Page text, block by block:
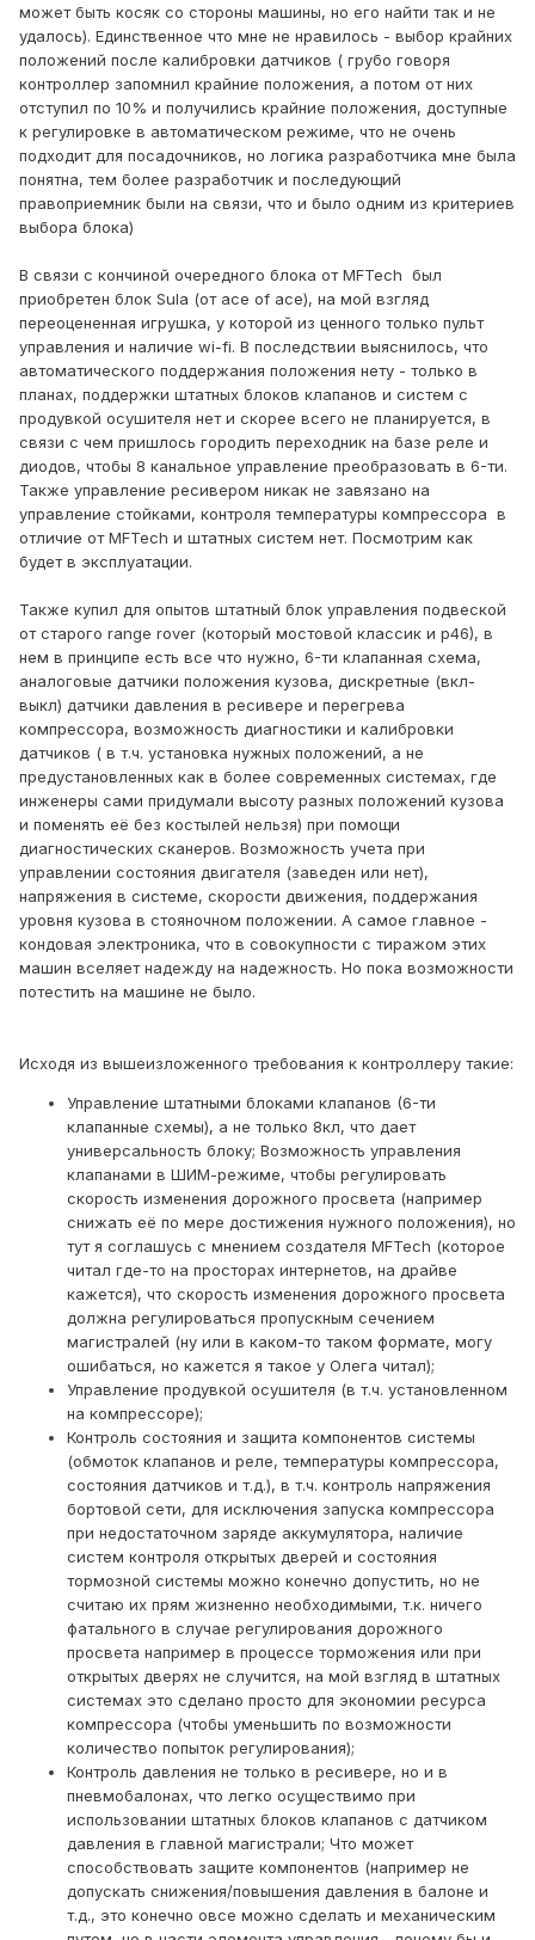
может быть косяк со стороны машины, но его найти так и не
удалось). Единственное что мне не нравилось - выбор крайних
положений после калибровки датчиков ( грубо говоря
контроллер запомнил крайние положения, а потом от них
отступил по 10% и получились крайние положения, доступные
к регулировке в автоматическом режиме, что не очень
подходит для посадочников, но логика разработчика мне была
понятна, тем более разработчик и последующий
правоприемник были на связи, что и было одним из критериев
выбора блока)
В связи с кончиной очередного блока от MFTech был
приобретен блок Sula (от ace of ace), на мой взгляд
переоцененная игрушка, у которой из ценного только пульт
управления и наличие wi-fi. В последствии выяснилось, что
автоматического поддержания положения нету - только в
планах, поддержки штатных блоков клапанов и систем с
продувкой осушителя нет и скорее всего не планируется, в
связи с чем пришлось городить переходник на базе реле и
диодов, чтобы 8 канальное управление преобразовать в 6-ти.
Также управление ресивером никак не завязано на
управление стойками, контроля температуры компрессора в
отличие от MFTech и штатных систем нет. Посмотрим как
будет в эксплуатации.
Также купил для опытов штатный блок управления подвеской
от старого range rover (который мостовой классик и p46), в
нем в принципе есть все что нужно, 6-ти клапанная схема,
аналоговые датчики положения кузова, дискретные (вкл-
выкл) датчики давления в ресивере и перегрева
компрессора, возможность диагностики и калибровки
датчиков ( в т.ч. установка нужных положений, а не
предустановленных как в более современных системах, где
инженеры сами придумали высоту разных положений кузова
и поменять её без костылей нельзя) при помощи
диагностических сканеров. Возможность учета при
управлении состояния двигателя (заведен или нет),
напряжения в системе, скорости движения, поддержания
уровня кузова в стояночном положении. А самое главное -
кондовая электроника, что в совокупности с тиражом этих
машин вселяет надежду на надежность. Но пока возможности
потестить на машине не было.
Исходя из вышеизложенного требования к контроллеру такие:
Управление штатными блоками клапанов (6-ти
клапанные схемы), а не только 8кл, что дает
универсальность блоку; Возможность управления
клапанами в ШИМ-режиме, чтобы регулировать
скорость изменения дорожного просвета (например
снижать её по мере достижения нужного положения), но
тут я соглашусь с мнением создателя MFTech (которое
читал где-то на просторах интернетов, на драйве
кажется), что скорость изменения дорожного просвета
должна регулироваться пропускным сечением
магистралей (ну или в каком-то таком формате, могу
ошибаться, но кажется я такое у Олега читал);
Управление продувкой осушителя (в т.ч. установленном
на компрессоре);
Контроль состояния и защита компонентов системы
(обмоток клапанов и реле, температуры компрессора,
состояния датчиков и т.д.), в т.ч. контроль напряжения
бортовой сети, для исключения запуска компрессора
при недостаточном заряде аккумулятора, наличие
систем контроля открытых дверей и состояния
тормозной системы можно конечно допустить, но не
считаю их прям жизненно необходимыми, т.к. ничего
фатального в случае регулирования дорожного
просвета например в процессе торможения или при
открытых дверях не случится, на мой взгляд в штатных
системах это сделано просто для экономии ресурса
компрессора (чтобы уменьшить по возможности
количество попыток регулирования);
Контроль давления не только в ресивере, но и в
пневмобалонах, что легко осуществимо при
использовании штатных блоков клапанов с датчиком
давления в главной магистрали; Что может
способствовать защите компонентов (например не
допускать снижения/повышения давления в балоне и
т.д., это конечно овсе можно сделать и механическим